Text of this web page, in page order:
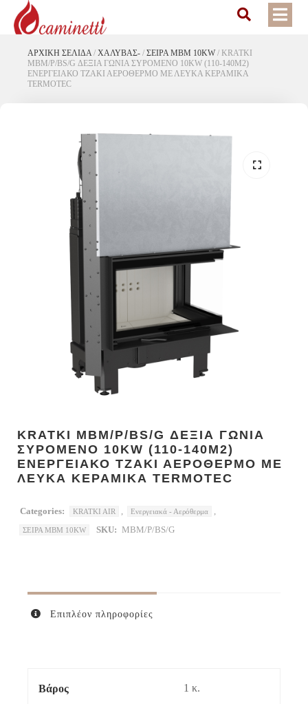
ΑΡΧΙΚΉ ΣΕΛΊΔΑ / ΧΑΛΥΒΑΣ- / ΣΕΙΡΑ MBM 10KW / KRATKI
MBM/P/BS/G ΔΕΞΙΑ ΓΩΝΙΑ ΣΥΡΟΜΕΝΟ 10KW (110-140M2)
ΕΝΕΡΓΕΙΑΚΟ ΤΖΑΚΙ ΑΕΡΟΘΕΡΜΟ ΜΕ ΛΕΥΚΑ ΚΕΡΑΜΙΚΑ
TERMOTEC
KRATKI MBM/P/BS/G ΔΕΞΙΑ ΓΩΝΙΑ
ΣΥΡΟΜΕΝΟ 10KW (110-140M2)
ΕΝΕΡΓΕΙΑΚΟ ΤΖΑΚΙ ΑΕΡΟΘΕΡΜΟ ΜΕ
ΛΕΥΚΑ ΚΕΡΑΜΙΚΑ TERMOTEC
Categories: KRATKI AIR , Ενεργειακά - Αερόθερμα ,
ΣΕΙΡΑ MBM 10KW SKU: MBM/P/BS/G
Επιπλέον πληροφορίες
Βάρος 1 κ.